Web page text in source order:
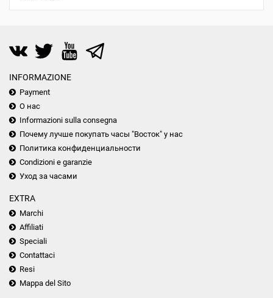
INFORMAZIONE
Payment
О нас
Informazioni sulla consegna
Почему лучше покупать часы "Восток" у нас
Политика конфиденциальности
Condizioni e garanzie
Уход за часами
EXTRA
Marchi
Affiliati
Speciali
Contattaci
Resi
Mappa del Sito